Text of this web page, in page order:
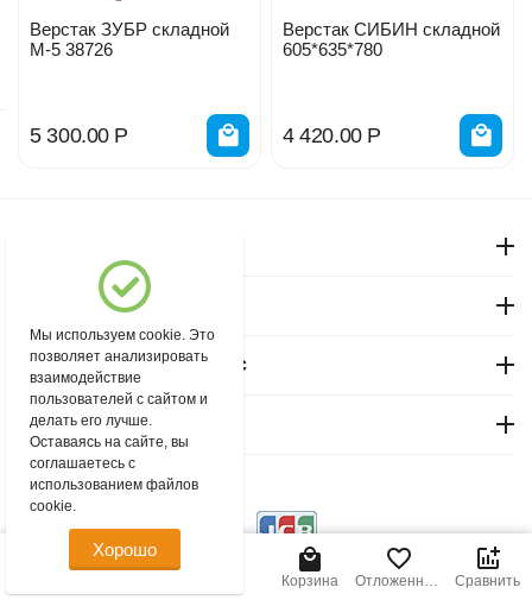
Верстак ЗУБР складной
М-5 38726
5 300.00 Р
Верстак СИБИН складной
605*635*780
4 420.00 Р
Магазин "Северный"
Покупательский сервис
Контакты
© 2004 - 2026 msever.ru.
Корзина
Отложенные
Сравнить
Мы используем cookie. Это
позволяет анализировать
взаимодействие
пользователей с сайтом и
делать его лучше.
Оставаясь на сайте, вы
соглашаетесь с
использованием файлов
cookie.
Хорошо